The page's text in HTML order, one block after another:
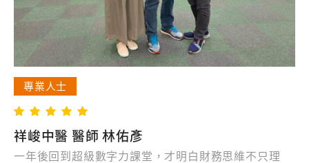
專業人士
祥峻中醫 醫師 林佑彥
一年後回到超級數字力課堂，才明白財務思維不只理